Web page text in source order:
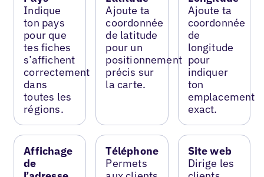
Indique
ton pays
pour que
tes fiches
s’affichent
correctement
dans
toutes les
régions.
Ajoute ta
coordonnée
de latitude
pour un
positionnement
précis sur
la carte.
Ajoute ta
coordonnée
de
longitude
pour
indiquer
ton
emplacement
exact.
Affichage
de
Téléphone
Permets
Site web
Dirige les